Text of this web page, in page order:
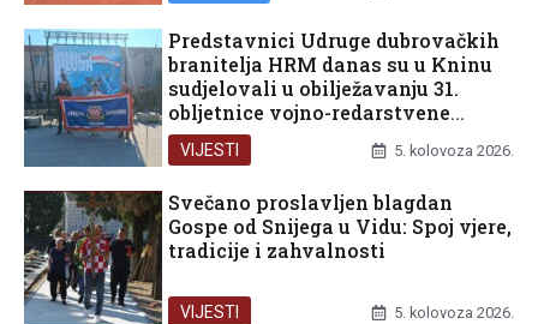
Predstavnici Udruge dubrovačkih
branitelja HRM danas su u Kninu
sudjelovali u obilježavanju 31.
obljetnice vojno-redarstvene
operacije Oluja
VIJESTI 5. kolovoza 2026.
Svečano proslavljen blagdan
Gospe od Snijega u Vidu: Spoj vjere,
tradicije i zahvalnosti
VIJESTI 5. kolovoza 2026.